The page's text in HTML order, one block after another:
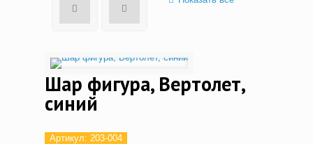
Шар фигура, Вертолет,
синий
Артикул: 203-004